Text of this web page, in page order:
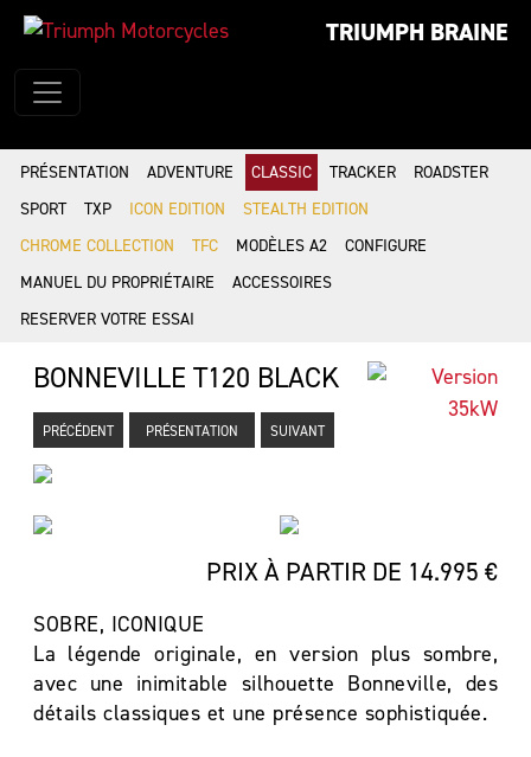
TRIUMPH BRAINE
PRÉSENTATION ADVENTURE CLASSIC TRACKER
ROADSTER
SPORT
TXP ICON EDITION
STEALTH EDITION
CHROME COLLECTION
TFC MODÈLES A2
CONFIGURE
MANUEL DU PROPRIÉTAIRE
ACCESSOIRES
RESERVER VOTRE ESSAI
BONNEVILLE T120 BLACK
PRÉCÉDENT PRÉSENTATION SUIVANT
PRIX À PARTIR DE 14.995 €
SOBRE, ICONIQUE
La légende originale, en version plus sombre,
avec une inimitable silhouette Bonneville, des
détails classiques et une présence sophistiquée.